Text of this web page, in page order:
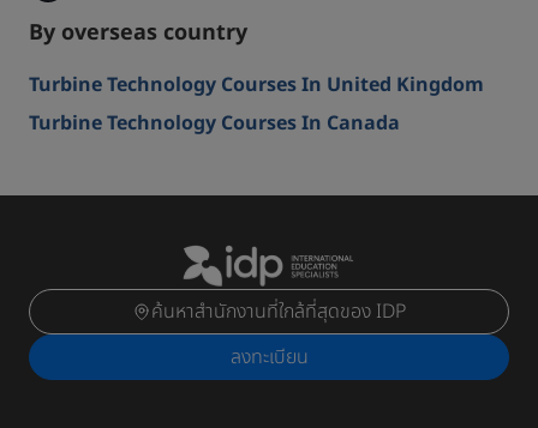
By overseas country
Turbine Technology Courses In United Kingdom
Turbine Technology Courses In Canada
ค้นหาสำนักงานที่ใกล้ที่สุดของ IDP
ลงทะเบียน